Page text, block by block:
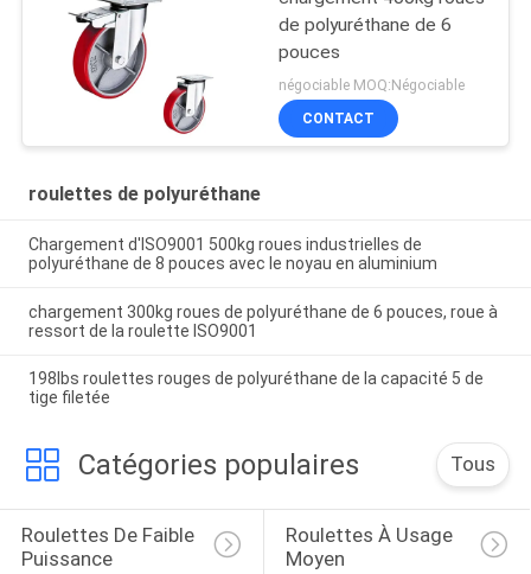
de polyuréthane de 6
pouces
négociable MOQ:Négociable
CONTACT
roulettes de polyuréthane
Chargement d'ISO9001 500kg roues industrielles de
polyuréthane de 8 pouces avec le noyau en aluminium
chargement 300kg roues de polyuréthane de 6 pouces, roue à
ressort de la roulette ISO9001
198lbs roulettes rouges de polyuréthane de la capacité 5 de
tige filetée
Catégories populaires Tous
Roulettes De Faible
Puissance
Roulettes À Usage
Moyen